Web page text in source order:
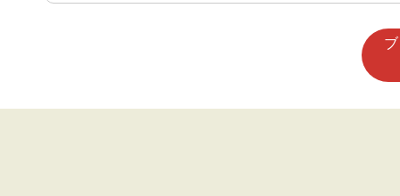
個性がたくさんあり、分から
調べたり相談したりしながら